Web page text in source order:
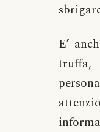
E’
truffa,